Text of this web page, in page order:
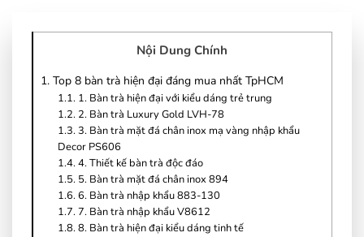
Nội Dung Chính
1. Top 8 bàn trà hiện đại đáng mua nhất TpHCM
1.1. 1. Bàn trà hiện đại với kiểu dáng trẻ trung
1.2. 2. Bàn trà Luxury Gold LVH-78
1.3. 3. Bàn trà mặt đá chân inox mạ vàng nhập khẩu
Decor PS606
1.4. 4. Thiết kế bàn trà độc đáo
1.5. 5. Bàn trà mặt đá chân inox 894
1.6. 6. Bàn trà nhập khẩu 883-130
1.7. 7. Bàn trà nhập khẩu V8612
1.8. 8. Bàn trà hiện đại kiểu dáng tinh tế